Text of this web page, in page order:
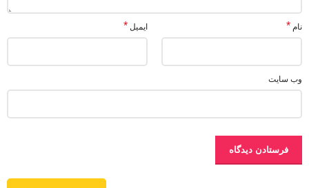
نام * ایمیل *
وب‌ سایت